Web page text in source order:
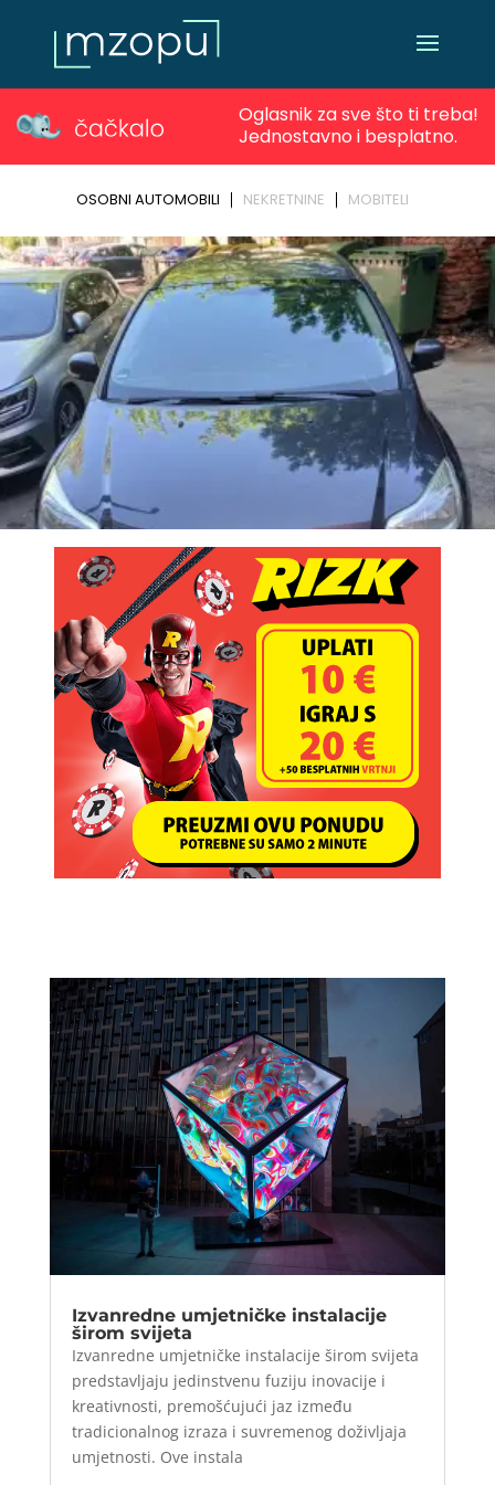
Izvanredne umjetničke instalacije
širom svijeta
Izvanredne umjetničke instalacije širom svijeta
predstavljaju jedinstvenu fuziju inovacije i
kreativnosti, premošćujući jaz između
tradicionalnog izraza i suvremenog doživljaja
umjetnosti. Ove instala